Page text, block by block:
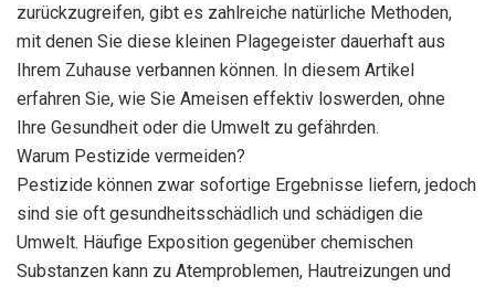
zurückzugreifen, gibt es zahlreiche natürliche Methoden,
mit denen Sie diese kleinen Plagegeister dauerhaft aus
Ihrem Zuhause verbannen können. In diesem Artikel
erfahren Sie, wie Sie Ameisen effektiv loswerden, ohne
Ihre Gesundheit oder die Umwelt zu gefährden.
Warum Pestizide vermeiden?
Pestizide können zwar sofortige Ergebnisse liefern, jedoch
sind sie oft gesundheitsschädlich und schädigen die
Umwelt. Häufige Exposition gegenüber chemischen
Substanzen kann zu Atemproblemen, Hautreizungen und